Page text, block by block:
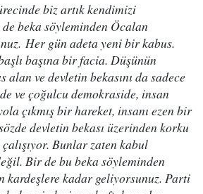
biz artık kendimizi
beka söyleminden Öcalan
Her gün adeta yeni bir kabus.
başına bir facia. Düşünün
alan ve devletin bekasını da sadece
ve çoğulcu demokraside, insan
çıkmış bir hareket, insanı ezen bir
devletin bekası üzerinden korku
Bunlar zaten kabul
Bir de bu beka söyleminden
kardeşlere kadar geliyorsunuz. Parti